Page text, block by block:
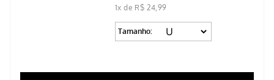
1x de R$ 24,99
Tamanho: